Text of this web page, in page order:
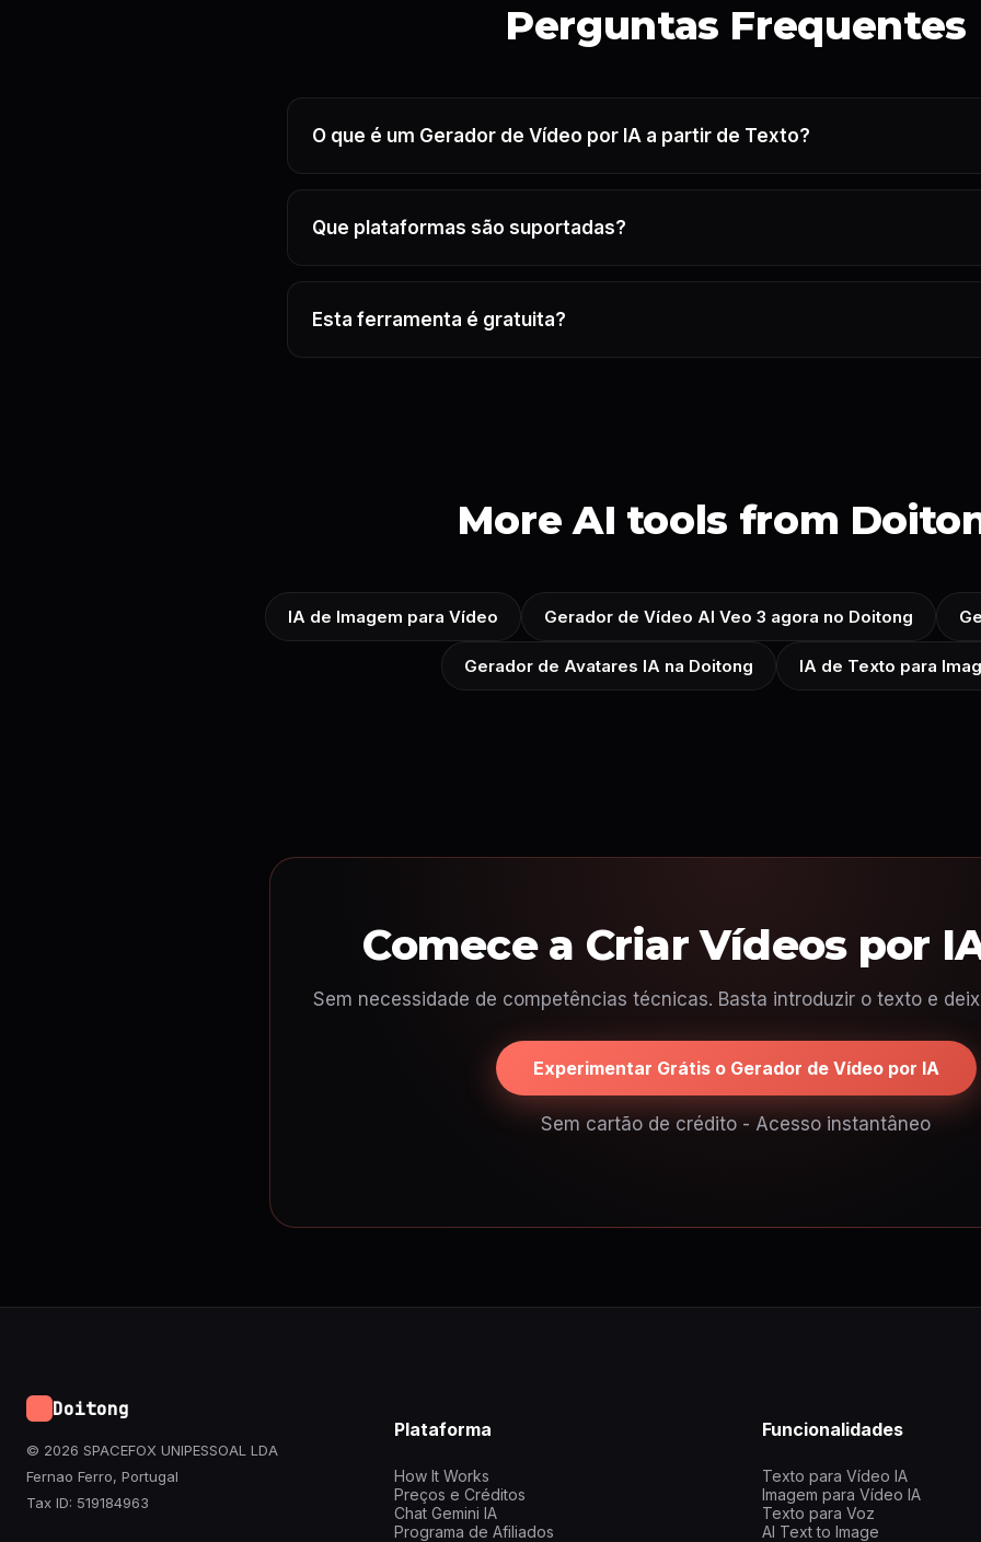
Perguntas Frequentes
O que é um Gerador de Vídeo por IA a partir de Texto?
Que plataformas são suportadas?
Esta ferramenta é gratuita?
More AI tools from
IA de Imagem para Vídeo Gerador de Vídeo AI Veo 3 agora no Doitong
Gerador de Avatares IA na Doitong IA de Texto para
Comece a Criar Vídeos por
Sem necessidade de competências técnicas. Basta introduzir o texto e
Experimentar Grátis o Gerador de Vídeo por IA
Sem cartão de crédito - Acesso instantâneo
Doitong
© 2026 SPACEFOX UNIPESSOAL LDA
Fernao Ferro, Portugal
Tax ID: 519184963
Plataforma
How It Works
Preços e Créditos
Chat Gemini IA
Programa de Afiliados
Funcionalidades
Texto para Vídeo IA
Imagem para Vídeo IA
Texto para Voz
AI Text to Image